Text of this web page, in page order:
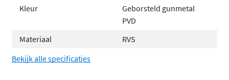
doucheaccessoires netjes en zichtbaar te
Beschikbare kleuren
Kleur
Geborsteld gunmetal
PVD
Materiaal
RVS
Bekijk alle specificaties